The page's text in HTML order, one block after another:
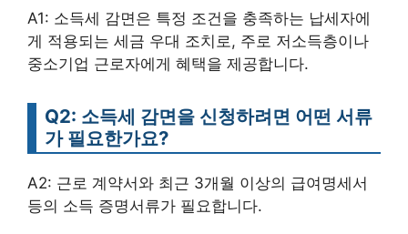
A1: 소득세 감면은 특정 조건을 충족하는 납세자에
게 적용되는 세금 우대 조치로, 주로 저소득층이나
중소기업 근로자에게 혜택을 제공합니다.
Q2: 소득세 감면을 신청하려면 어떤 서류
가 필요한가요?
A2: 근로 계약서와 최근 3개월 이상의 급여명세서
등의 소득 증명서류가 필요합니다.